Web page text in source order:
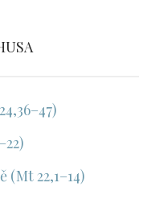
22,1–14)